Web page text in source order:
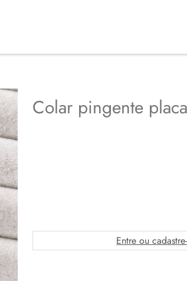
Colar pingente
Entre ou